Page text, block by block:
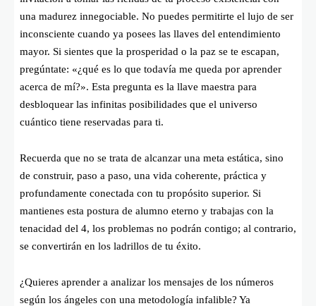
una madurez innegociable. No puedes permitirte el lujo de ser
inconsciente cuando ya posees las llaves del entendimiento
mayor. Si sientes que la prosperidad o la paz se te escapan,
pregúntate: «¿qué es lo que todavía me queda por aprender
acerca de mí?». Esta pregunta es la llave maestra para
desbloquear las infinitas posibilidades que el universo
cuántico tiene reservadas para ti.
Recuerda que no se trata de alcanzar una meta estática, sino
de construir, paso a paso, una vida coherente, práctica y
profundamente conectada con tu propósito superior. Si
mantienes esta postura de alumno eterno y trabajas con la
tenacidad del 4, los problemas no podrán contigo; al contrario,
se convertirán en los ladrillos de tu éxito.
¿Quieres aprender a analizar los mensajes de los números
según los ángeles con una metodología infalible? Ya